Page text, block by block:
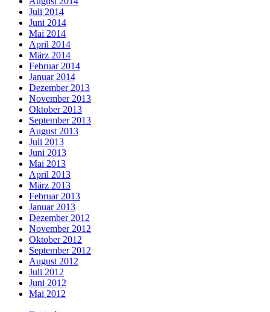
Juli 2014
Juni 2014
Mai 2014
April 2014
März 2014
Februar 2014
Januar 2014
Dezember 2013
November 2013
Oktober 2013
September 2013
August 2013
Juli 2013
Juni 2013
Mai 2013
April 2013
März 2013
Februar 2013
Januar 2013
Dezember 2012
November 2012
Oktober 2012
September 2012
August 2012
Juli 2012
Juni 2012
Mai 2012